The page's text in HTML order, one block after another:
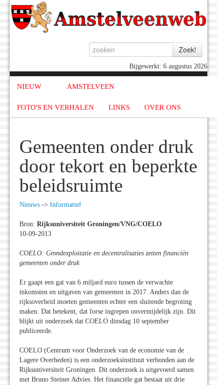
Bijgewerkt: 6 augustus 2026
NIEUW AMSTELVEEN
FOTO'S EN VERHALEN LINKS OVER ONS
Gemeenten onder druk
door tekort en beperkte
beleidsruimte
Nieuws -> Informatief
Bron: Rijksuniversiteit Groningen/VNG/COELO
10-09-2013
COELO: Grondexploitatie en decentralisaties zetten financiën
gemeenten onder druk
Er gaapt een gat van 6 miljard euro tussen de verwachte
inkomsten en uitgaven van gemeenten in 2017. Anders dan de
rijksoverheid moeten gemeenten echter een sluitende begroting
maken. Dat betekent, dat forse ingrepen onvermijdelijk zijn. Dit
blijkt uit onderzoek dat COELO dinsdag 10 september
publiceerde.
COELO (Centrum voor Onderzoek van de economie van de
Lagere Overheden) is een onderzoeksinstituut verbonden aan de
Rijksuniversiteit Groningen. Dit onderzoek is uitgevoerd samen
met Bruno Steiner Advies. Het financiële gat bestaat uit drie